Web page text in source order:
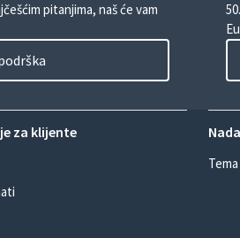
pitanjima, naš će vam
za klijente
Tema